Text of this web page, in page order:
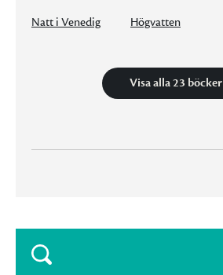
Natt i Venedig Högvatten
Visa alla 23 böcker